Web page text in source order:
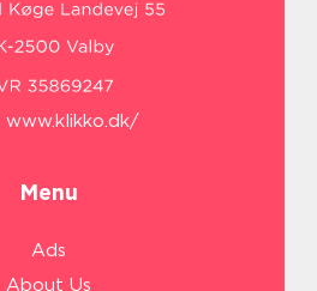
www.klikko.dk/
Menu
Ads
About Us